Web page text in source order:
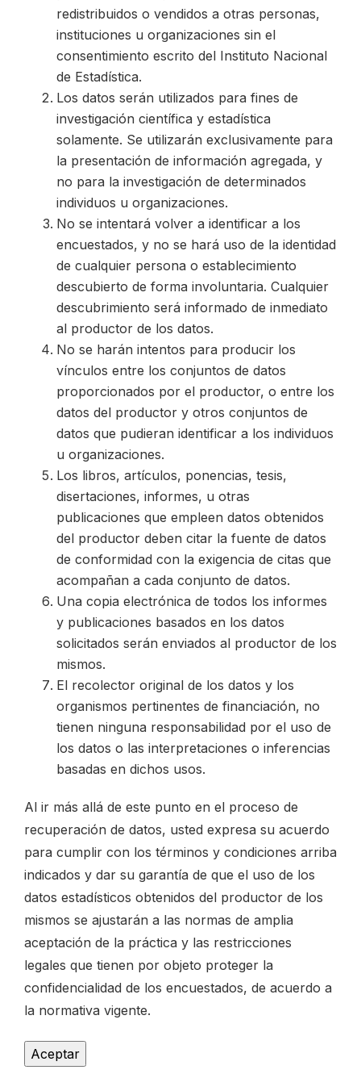
redistribuidos o vendidos a otras personas,
instituciones u organizaciones sin el
consentimiento escrito del Instituto Nacional
de Estadística.
Los datos serán utilizados para fines de
investigación científica y estadística
solamente. Se utilizarán exclusivamente para
la presentación de información agregada, y
no para la investigación de determinados
individuos u organizaciones.
No se intentará volver a identificar a los
encuestados, y no se hará uso de la identidad
de cualquier persona o establecimiento
descubierto de forma involuntaria. Cualquier
descubrimiento será informado de inmediato
al productor de los datos.
No se harán intentos para producir los
vínculos entre los conjuntos de datos
proporcionados por el productor, o entre los
datos del productor y otros conjuntos de
datos que pudieran identificar a los individuos
u organizaciones.
Los libros, artículos, ponencias, tesis,
disertaciones, informes, u otras
publicaciones que empleen datos obtenidos
del productor deben citar la fuente de datos
de conformidad con la exigencia de citas que
acompañan a cada conjunto de datos.
Una copia electrónica de todos los informes
y publicaciones basados en los datos
solicitados serán enviados al productor de los
mismos.
El recolector original de los datos y los
organismos pertinentes de financiación, no
tienen ninguna responsabilidad por el uso de
los datos o las interpretaciones o inferencias
basadas en dichos usos.
Al ir más allá de este punto en el proceso de
recuperación de datos, usted expresa su acuerdo
para cumplir con los términos y condiciones arriba
indicados y dar su garantía de que el uso de los
datos estadísticos obtenidos del productor de los
mismos se ajustarán a las normas de amplia
aceptación de la práctica y las restricciones
legales que tienen por objeto proteger la
confidencialidad de los encuestados, de acuerdo a
la normativa vigente.